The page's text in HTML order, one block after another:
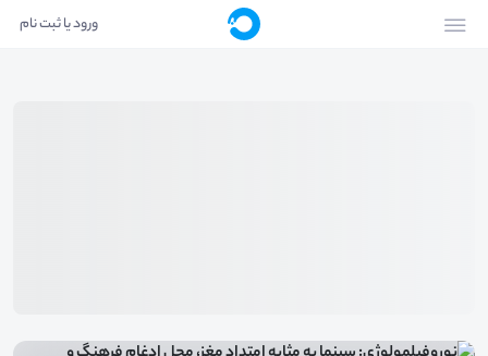
ورود یا ثبت نام